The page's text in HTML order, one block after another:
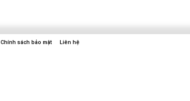
Chính sách bảo mật Liên hệ